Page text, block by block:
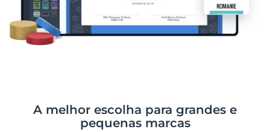
A melhor escolha para grandes e
pequenas marcas